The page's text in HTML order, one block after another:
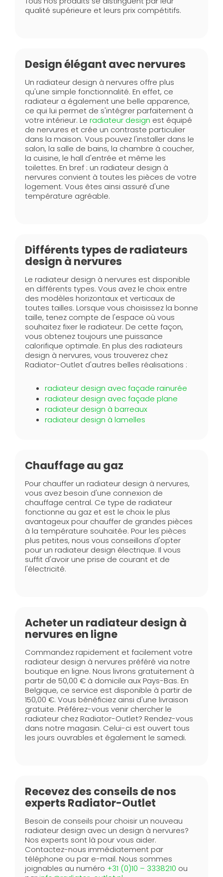
qualité supérieure et leurs prix compétitifs.
Design élégant avec nervures
Un radiateur design à nervures offre plus
qu'une simple fonctionnalité. En effet, ce
radiateur a également une belle apparence,
ce qui lui permet de s'intégrer parfaitement à
votre intérieur. Le radiateur design est équipé
de nervures et crée un contraste particulier
dans la maison. Vous pouvez l'installer dans le
salon, la salle de bains, la chambre à coucher,
la cuisine, le hall d'entrée et même les
toilettes. En bref : un radiateur design à
nervures convient à toutes les pièces de votre
logement. Vous êtes ainsi assuré d'une
température agréable.
Différents types de radiateurs
design à nervures
Le radiateur design à nervures est disponible
en différents types. Vous avez le choix entre
des modèles horizontaux et verticaux de
toutes tailles. Lorsque vous choisissez la bonne
taille, tenez compte de l'espace où vous
souhaitez fixer le radiateur. De cette façon,
vous obtenez toujours une puissance
calorifique optimale. En plus des radiateurs
design à nervures, vous trouverez chez
Radiator-Outlet d'autres belles réalisations :
radiateur design avec façade rainurée
radiateur design avec façade plane
radiateur design à barreaux
radiateur design à lamelles
Chauffage au gaz
Pour chauffer un radiateur design à nervures,
vous avez besoin d'une connexion de
chauffage central. Ce type de radiateur
fonctionne au gaz et est le choix le plus
avantageux pour chauffer de grandes pièces
à la température souhaitée. Pour les pièces
plus petites, nous vous conseillons d'opter
pour un radiateur design électrique. Il vous
suffit d'avoir une prise de courant et de
l'électricité.
Acheter un radiateur design à
nervures en ligne
Commandez rapidement et facilement votre
radiateur design à nervures préféré via notre
boutique en ligne. Nous livrons gratuitement à
partir de 50,00 € à domicile aux Pays-Bas. En
Belgique, ce service est disponible à partir de
150,00 €. Vous bénéficiez ainsi d'une livraison
gratuite. Préférez-vous venir chercher le
radiateur chez Radiator-Outlet? Rendez-vous
dans notre magasin. Celui-ci est ouvert tous
les jours ouvrables et également le samedi.
Recevez des conseils de nos
experts Radiator-Outlet
Besoin de conseils pour choisir un nouveau
radiateur design avec un design à nervures?
Nos experts sont là pour vous aider.
Contactez-nous immédiatement par
téléphone ou par e-mail. Nous sommes
joignables au numéro +31 (0)10 – 3338210 ou